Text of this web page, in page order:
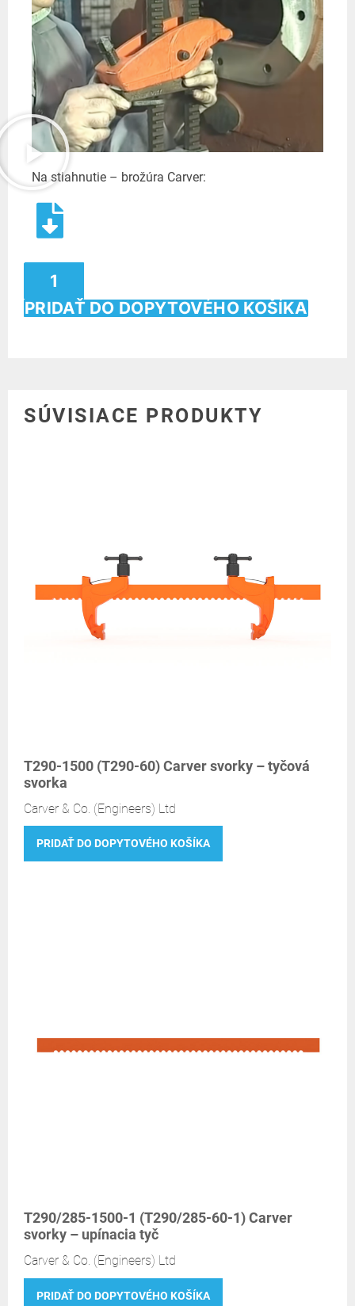
Na stiahnutie – brožúra Carver:
PRIDAŤ DO DOPYTOVÉHO KOŠÍKA
SÚVISIACE PRODUKTY
T290-1500 (T290-60) Carver svorky – tyčová
svorka
Carver & Co. (Engineers) Ltd
PRIDAŤ DO DOPYTOVÉHO KOŠÍKA
T290/285-1500-1 (T290/285-60-1) Carver
svorky – upínacia tyč
Carver & Co. (Engineers) Ltd
PRIDAŤ DO DOPYTOVÉHO KOŠÍKA